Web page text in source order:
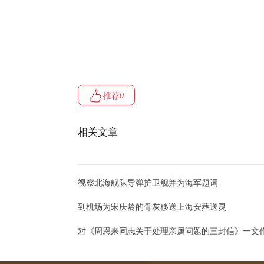
推荐0
相关文章
视察北海舰队导弹护卫舰并为海军题词
到机场为宋庆龄的骨灰移送上海安葬送灵
对《周恩来同志关于处理亲属问题的三封信》一文